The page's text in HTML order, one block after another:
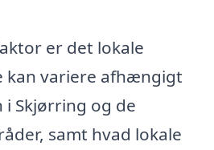
er det lokale
kan variere afhængigt
Skjørring og de
samt hvad lokale